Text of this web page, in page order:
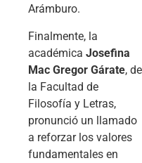
Arámburo.
Finalmente, la
académica Josefina
Mac Gregor Gárate, de
la Facultad de
Filosofía y Letras,
pronunció un llamado
a reforzar los valores
fundamentales en